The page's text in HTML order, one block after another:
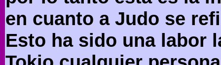
en cuanto a Judo se
Esto ha sido una labor